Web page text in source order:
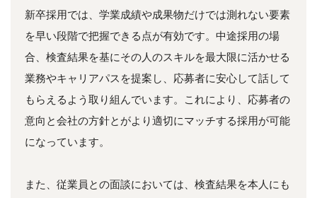
新卒採用では、学業成績や成果物だけでは測れない要素
を早い段階で把握できる点が有効です。中途採用の場
合、検査結果を基にその人のスキルを最大限に活かせる
業務やキャリアパスを提案し、応募者に安心して話して
もらえるよう取り組んでいます。これにより、応募者の
意向と会社の方針とがより適切にマッチする採用が可能
になっています。
また、従業員との面談においては、検査結果を本人にも